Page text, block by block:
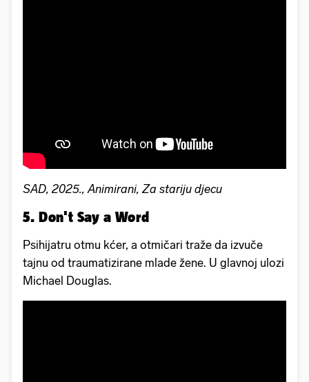
SAD, 2025., Animirani, Za stariju djecu
5. Don't Say a Word
Psihijatru otmu kćer, a otmičari traže da izvuče
tajnu od traumatizirane mlade žene. U glavnoj ulozi
Michael Douglas.